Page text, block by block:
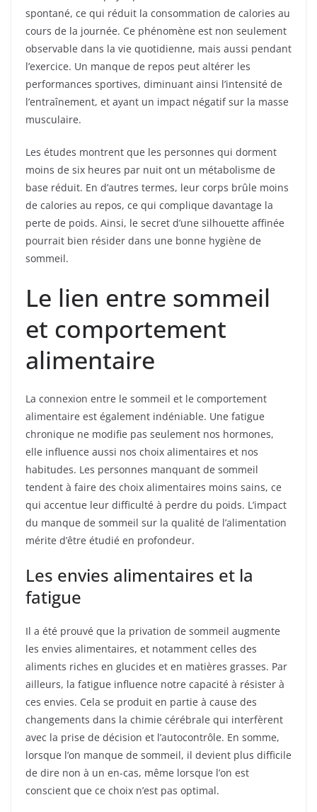
spontané, ce qui réduit la consommation de calories au
cours de la journée. Ce phénomène est non seulement
observable dans la vie quotidienne, mais aussi pendant
l’exercice. Un manque de repos peut altérer les
performances sportives, diminuant ainsi l’intensité de
l’entraînement, et ayant un impact négatif sur la masse
musculaire.
Les études montrent que les personnes qui dorment
moins de six heures par nuit ont un métabolisme de
base réduit. En d’autres termes, leur corps brûle moins
de calories au repos, ce qui complique davantage la
perte de poids. Ainsi, le secret d’une silhouette affinée
pourrait bien résider dans une bonne hygiène de
sommeil.
Le lien entre sommeil
et comportement
alimentaire
La connexion entre le sommeil et le comportement
alimentaire est également indéniable. Une fatigue
chronique ne modifie pas seulement nos hormones,
elle influence aussi nos choix alimentaires et nos
habitudes. Les personnes manquant de sommeil
tendent à faire des choix alimentaires moins sains, ce
qui accentue leur difficulté à perdre du poids. L’impact
du manque de sommeil sur la qualité de l’alimentation
mérite d’être étudié en profondeur.
Les envies alimentaires et la
fatigue
Il a été prouvé que la privation de sommeil augmente
les envies alimentaires, et notamment celles des
aliments riches en glucides et en matières grasses. Par
ailleurs, la fatigue influence notre capacité à résister à
ces envies. Cela se produit en partie à cause des
changements dans la chimie cérébrale qui interfèrent
avec la prise de décision et l’autocontrôle. En somme,
lorsque l’on manque de sommeil, il devient plus difficile
de dire non à un en-cas, même lorsque l’on est
conscient que ce choix n’est pas optimal.